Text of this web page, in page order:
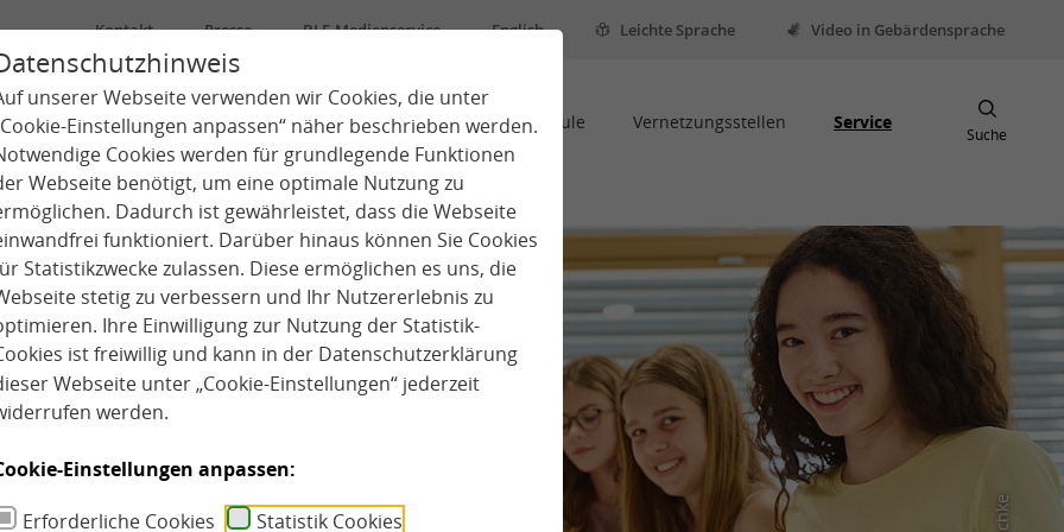
unserer Webseite verwenden wir Cookies, die unter
Einstellungen anpassen“ näher beschrieben werden.
Cookies werden für grundlegende Funktionen
Webseite benötigt, um eine optimale Nutzung zu
Dadurch ist gewährleistet, dass die Webseite
funktioniert. Darüber hinaus können Sie Cookies
Statistikzwecke zulassen. Diese ermöglichen es uns, die
stetig zu verbessern und Ihr Nutzererlebnis zu
Ihre Einwilligung zur Nutzung der Statistik-
ist freiwillig und kann in der Datenschutzerklärung
Webseite unter „Cookie-Einstellungen“ jederzeit
werden.
Einstellungen anpassen:
Erforderliche Cookies
Statistik Cookies
Kontakt Presse BLE-Medienservice English Leichte Sprache Video in Gebärdensprache
Über uns Kindertagespflege Kita Schule Vernetzungsstellen Service
Suche